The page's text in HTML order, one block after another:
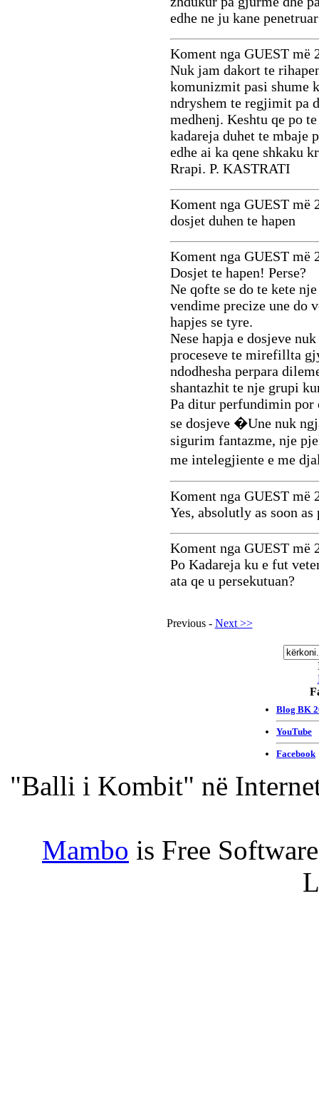
edhe ne ju kane
Koment nga GUEST më
Nuk jam dakort te
komunizmit pasi shume
ndryshem te regjimit pa
medhenj. Keshtu qe po
kadareja duhet te mbaje
edhe ai ka qene shkaku
Rrapi. P. KASTRATI
Koment nga GUEST më
dosjet duhen te hapen
Koment nga GUEST më
Dosjet te hapen! Perse?
Ne qofte se do te kete
vendime precize une do
hapjes se tyre.
Nese hapja e dosjeve
proceseve te mirefillta
ndodhesha perpara
shantazhit te nje grupi
Pa ditur perfundimin por
se dosjeve �Une nuk
sigurim fantazme, nje
me intelegjiente e me
Koment nga GUEST më
Yes, absolutly as soon as
Koment nga GUEST më
Po Kadareja ku e fut
ata qe u persekutuan?
Previous - Next >>
"Balli i Kombit" në
Mambo is Free